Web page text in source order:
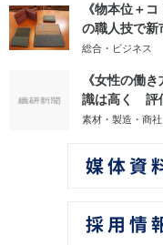
《物本位＋
の職人技で新
総合・ビジネス
《女性の働
識は高く 評
素材・製造・商社